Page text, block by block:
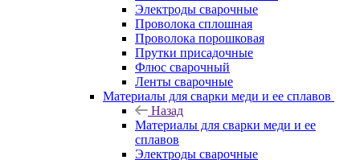
Электроды сварочные
Проволока сплошная
Проволока порошковая
Прутки присадочные
Флюс сварочный
Ленты сварочные
Материалы для сварки меди и ее сплавов
Назад
Материалы для сварки меди и ее
сплавов
Электроды сварочные